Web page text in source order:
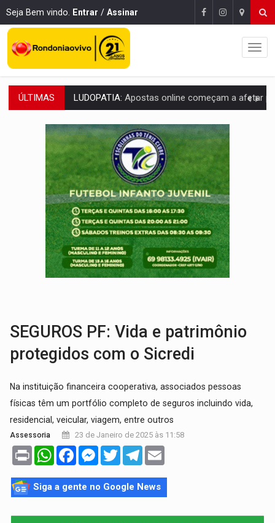
Seja Bem vindo. Entrar / Assinar
ÚLTIMAS REFLORESTAMENTO: Plantar árvores não será mais suficiente para
OVNIS NA LUA:Cientistas alertam para possível base secreta no satélite
ACABOU COM PEUGEOT:Incêndio destrói carro que era rebocado para oficina
VÍDEO: Ladrão é filmado furtando moto na frente do bar
BOLSAS DE PESQUISA:Iniciativa Amazônia+10 lança chamada para fortalecer
MATERIAL:Brasil tem grandes reservas de urânio, mas produz pouco e
VÍDEO:Serpente capturada na fábrica da Coca-Cola é
HOMENAGEM:Cientistas cassados pelo AI-5 se tornam pesquisadores
SEGUROS PF: Vida e patrimônio
protegidos com o Sicredi
Na instituição financeira cooperativa, associados pessoas
físicas têm um portfólio completo de seguros incluindo vida,
residencial, veicular, viagem, entre outros
Assessoria 23 de Janeiro de 2025 às 11:58
Print WhatsAppFacebookMessenger
TwitterTelegram
Siga a gente no Google News